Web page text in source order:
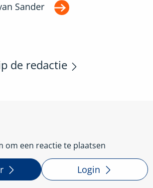
Sander
de redactie
om een reactie te plaatsen
Login